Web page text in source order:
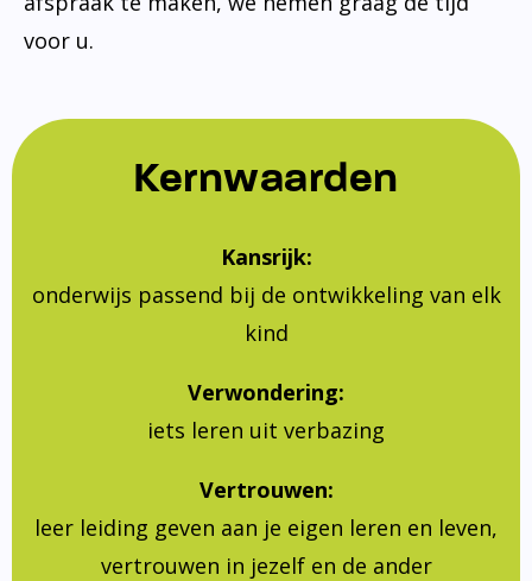
voor u.
Kernwaarden
Kansrijk:
onderwijs passend bij de ontwikkeling van elk
kind
Verwondering:
iets leren uit verbazing
Vertrouwen:
leer leiding geven aan je eigen leren en leven,
vertrouwen in jezelf en de ander